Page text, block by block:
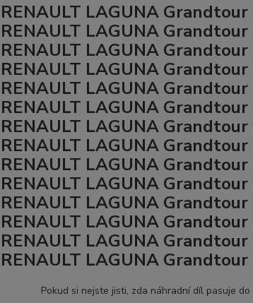
RENAULT LAGUNA
RENAULT LAGUNA
RENAULT LAGUNA
RENAULT LAGUNA
RENAULT LAGUNA
RENAULT LAGUNA
RENAULT LAGUNA
RENAULT LAGUNA
RENAULT LAGUNA
RENAULT LAGUNA
RENAULT LAGUNA
RENAULT LAGUNA
RENAULT LAGUNA
RENAULT LAGUNA
Pokud si nejste jisti, zda náhradní díl pasuje